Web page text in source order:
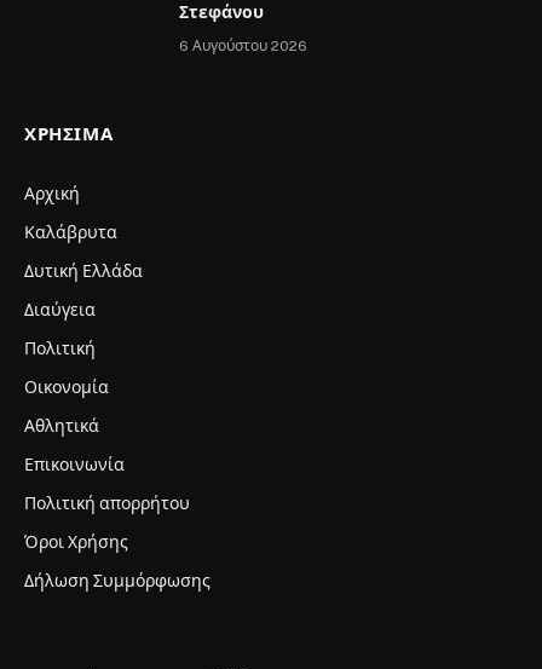
Στεφάνου
6 Αυγούστου 2026
ΧΡΉΣΙΜΑ
Αρχική
Καλάβρυτα
Δυτική Ελλάδα
Διαύγεια
Πολιτική
Οικονομία
Αθλητικά
Επικοινωνία
Πολιτική απορρήτου
Όροι Χρήσης
Δήλωση Συμμόρφωσης